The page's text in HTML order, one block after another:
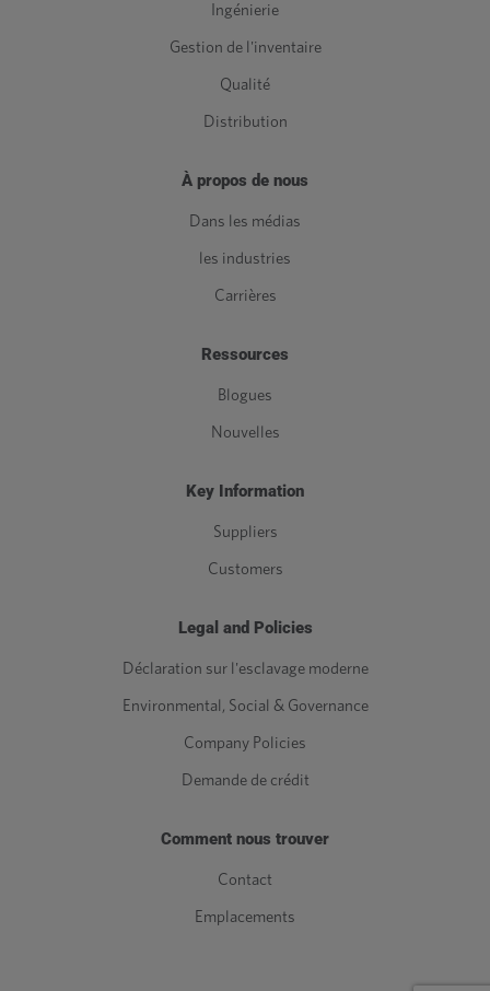
Ingénierie
Gestion de l'inventaire
Qualité
Distribution
À propos de nous
Dans les médias
les industries
Carrières
Ressources
Blogues
Nouvelles
Key Information
Suppliers
Customers
Legal and Policies
Déclaration sur l'esclavage moderne
Environmental, Social & Governance
Company Policies
Demande de crédit
Comment nous trouver
Contact
Emplacements